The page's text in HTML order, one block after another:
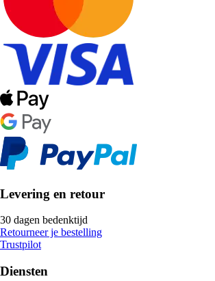
Levering en retour
30 dagen bedenktijd
Retourneer je bestelling
Trustpilot
Diensten